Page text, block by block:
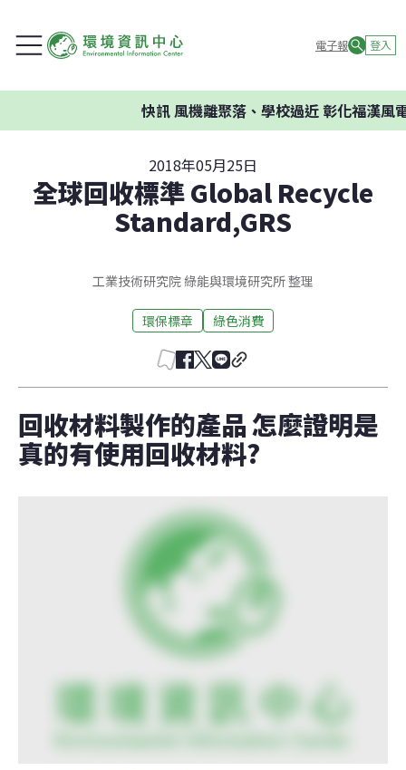
電子報 登入
快訊風機離聚落、學校過近 彰化福漢風電
2018年05月25日
全球回收標準 Global Recycle
Standard,GRS
工業技術研究院 綠能與環境研究所 整理
環保標章 綠色消費
回收材料製作的產品 怎麼證明是
真的有使用回收材料?